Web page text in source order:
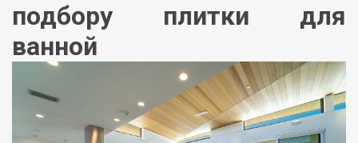
подбору плитки для
ванной